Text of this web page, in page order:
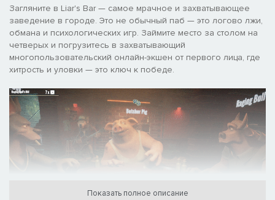
Загляните в Liar's Bar — самое мрачное и захватывающее
заведение в городе. Это не обычный паб — это логово лжи,
обмана и психологических игр. Займите место за столом на
четверых и погрузитесь в захватывающий
многопользовательский онлайн-экшен от первого лица, где
хитрость и уловки — это ключ к победе.
Показать полное описание